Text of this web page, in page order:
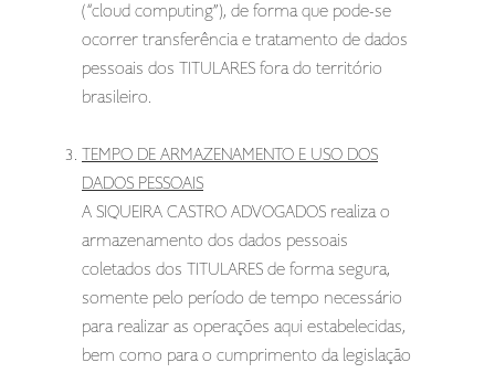
(“cloud computing”), de forma que pode-se
ocorrer transferência e tratamento de dados
pessoais dos TITULARES fora do território
brasileiro.
TEMPO DE ARMAZENAMENTO E USO DOS
DADOS PESSOAIS
A SIQUEIRA CASTRO ADVOGADOS realiza o
armazenamento dos dados pessoais
coletados dos TITULARES de forma segura,
somente pelo período de tempo necessário
para realizar as operações aqui estabelecidas,
bem como para o cumprimento da legislação